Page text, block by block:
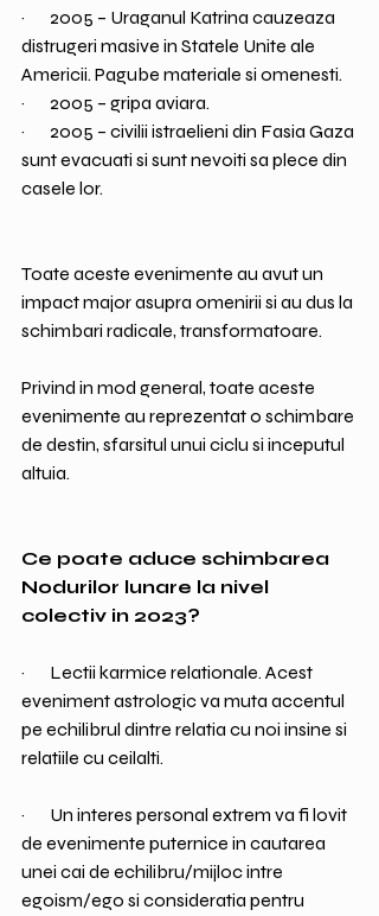
·       2005 – Uraganul Katrina cauzeaza
distrugeri masive in Statele Unite ale
Americii. Pagube materiale si omenesti.
·       2005 – gripa aviara.
·       2005 – civilii istraelieni din Fasia Gaza
sunt evacuati si sunt nevoiti sa plece din
casele lor.
Toate aceste evenimente au avut un
impact major asupra omenirii si au dus la
schimbari radicale, transformatoare.
Privind in mod general, toate aceste
evenimente au reprezentat o schimbare
de destin, sfarsitul unui ciclu si inceputul
altuia.
Ce poate aduce schimbarea
Nodurilor lunare la nivel
colectiv in 2023?
·       Lectii karmice relationale. Acest
eveniment astrologic va muta accentul
pe echilibrul dintre relatia cu noi insine si
relatiile cu ceilalti.
·       Un interes personal extrem va fi lovit
de evenimente puternice in cautarea
unei cai de echilibru/mijloc intre
egoism/ego si consideratia pentru